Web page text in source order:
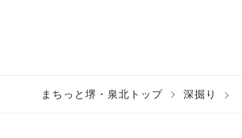
まちっと堺・泉北トップ 深掘り